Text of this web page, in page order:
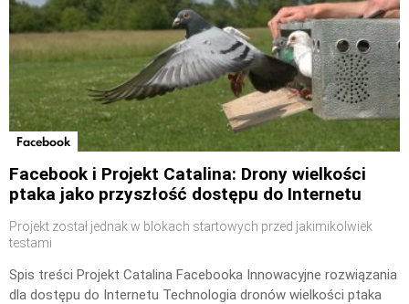
Facebook
Facebook i Projekt Catalina: Drony wielkości
ptaka jako przyszłość dostępu do Internetu
Projekt został jednak w blokach startowych przed jakimikolwiek
testami
Spis treści Projekt Catalina Facebooka Innowacyjne rozwiązania
dla dostępu do Internetu Technologia dronów wielkości ptaka